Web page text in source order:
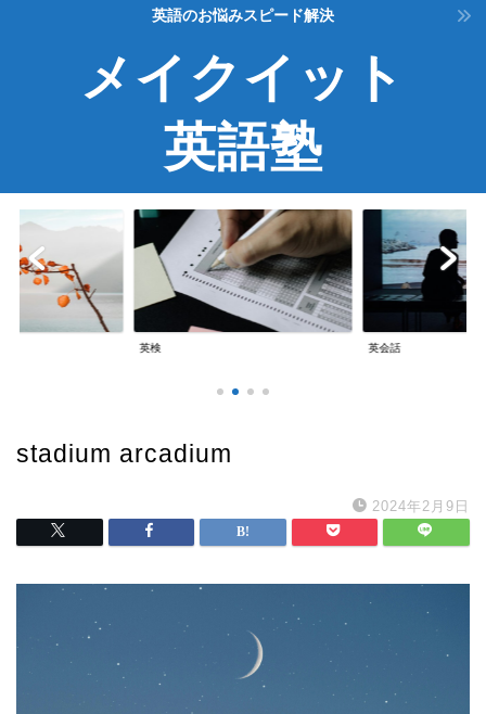
英語のお悩みスピード解決
メイクイット
英語塾
英検 英会話
stadium arcadium
2024年2月9日